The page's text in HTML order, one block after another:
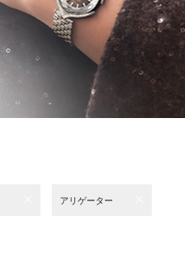
アリゲーター